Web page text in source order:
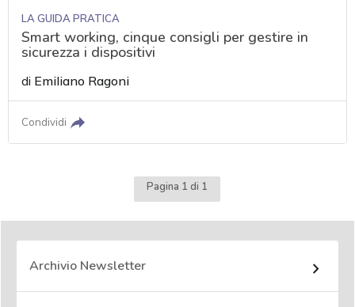
LA GUIDA PRATICA
Smart working, cinque consigli per gestire in
sicurezza i dispositivi
di Emiliano Ragoni
Condividi
Pagina 1 di 1
Archivio Newsletter